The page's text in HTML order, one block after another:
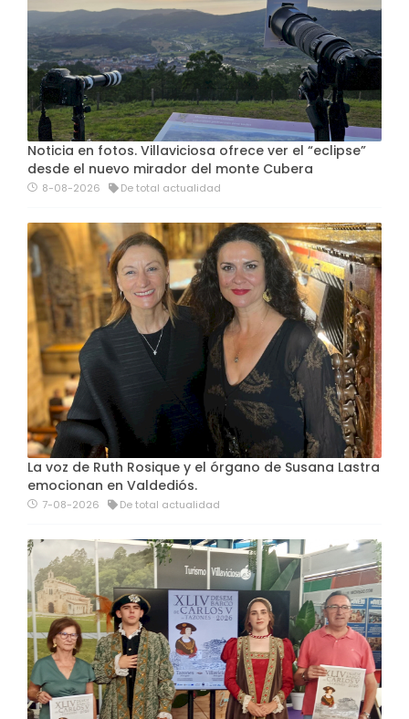
Noticia en fotos. Villaviciosa ofrece ver el “eclipse”
desde el nuevo mirador del monte Cubera
8-08-2026 De total actualidad
La voz de Ruth Rosique y el órgano de Susana Lastra
emocionan en Valdediós.
7-08-2026 De total actualidad